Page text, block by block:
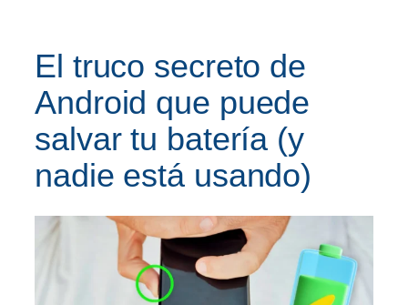
El truco secreto de
Android que puede
salvar tu batería (y
nadie está usando)